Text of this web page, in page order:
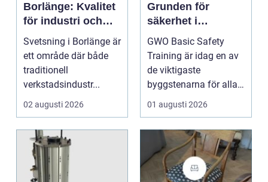
Borlänge: Kvalitet
för industri och
konstruktion
Svetsning i Borlänge är
ett område där både
traditionell
verkstadsindustr...
02 augusti 2026
Grunden för
säkerhet i
vindkraftsbransch
en
GWO Basic Safety
Training är idag en av
de viktigaste
byggstenarna för alla
som vill arbet...
01 augusti 2026